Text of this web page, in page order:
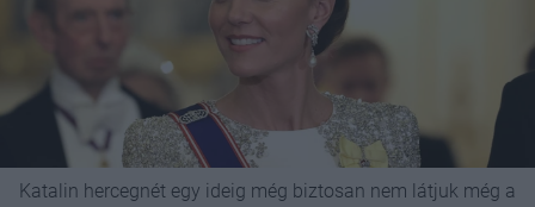
Katalin hercegnét egy ideig még biztosan nem látjuk még a